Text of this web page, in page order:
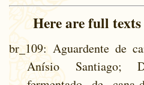
Here are full
br_109: Aguardente de
Anísio Santiago;